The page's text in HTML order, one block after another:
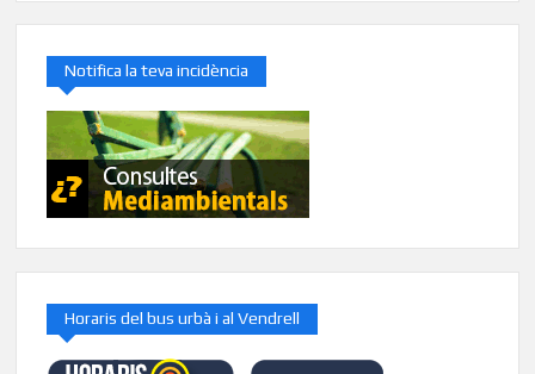
Notifica la teva incidència
Horaris del bus urbà i al Vendrell